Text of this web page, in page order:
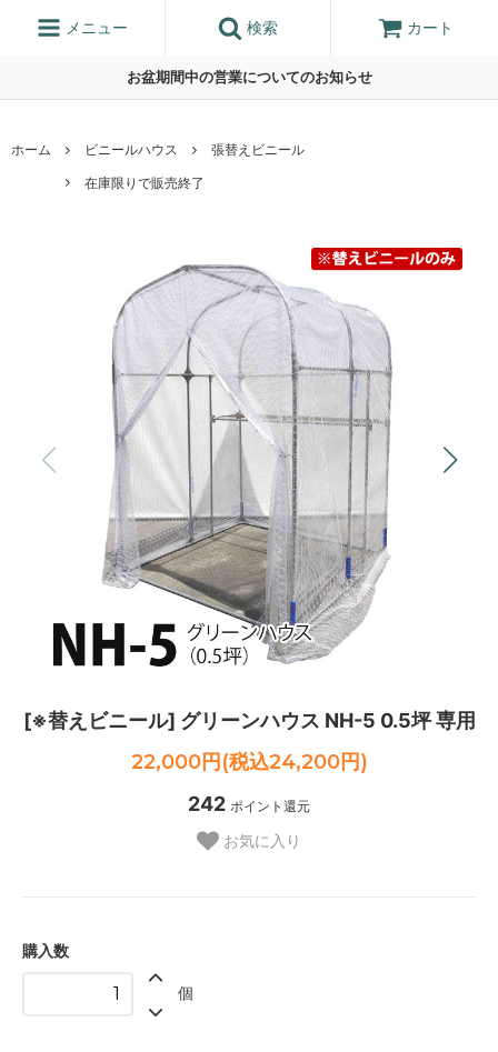
お盆期間中の営業についてのお知らせ
メニュー 検索 カート
ホーム ビニールハウス
張替えビニール
在庫限りで販売終了
[※替えビニール] グリーンハウス NH-5 0.5坪 専用
22,000円(税込24,200円)
242 ポイント還元
お気に入り
購入数
個